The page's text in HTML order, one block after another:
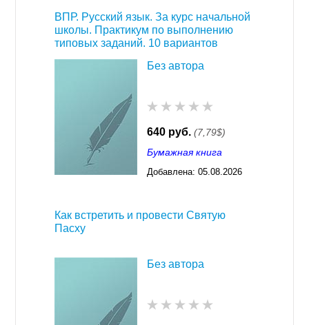
ВПР. Русский язык. За курс начальной
школы. Практикум по выполнению
типовых заданий. 10 вариантов
Без автора
640 руб. (7,79$)
Бумажная книга
Добавлена: 05.08.2026
Как встретить и провести Святую
Пасху
Без автора